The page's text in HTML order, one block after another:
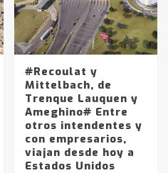
#Recoulat y
Mittelbach, de
Trenque Lauquen y
Ameghino# Entre
otros intendentes y
con empresarios,
viajan desde hoy a
Estados Unidos